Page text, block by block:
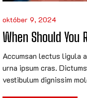
október 9, 2024
When Should You
Accumsan lectus ligula
urna ipsum cras.
vestibulum dignissim